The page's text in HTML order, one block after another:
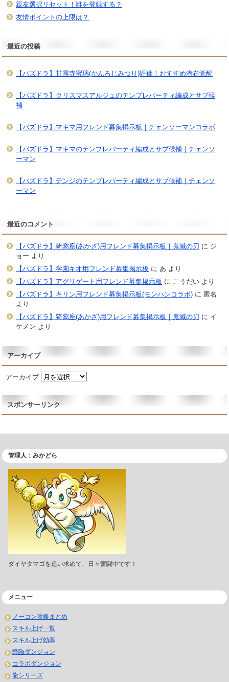
親友選択リセット！誰を登録する？
友情ポイントの上限は？
最近の投稿
【パズドラ】甘露寺蜜璃(かんろじみつり)評価！おすすめ潜在覚醒
【パズドラ】クリスマスアルジェのテンプレパーティ編成とサブ候
補
【パズドラ】マキマ用フレンド募集掲示板｜チェンソーマンコラボ
【パズドラ】マキマのテンプレパーティ編成とサブ候補｜チェンソ
ーマン
【パズドラ】デンジのテンプレパーティ編成とサブ候補｜チェンソ
ーマン
最近のコメント
【パズドラ】猗窩座(あかざ)用フレンド募集掲示板｜鬼滅の刃 に ジ
ョー より
【パズドラ】学園キオ用フレンド募集掲示板 に あ より
【パズドラ】アグリゲート用フレンド募集掲示板 に こうだいより
【パズドラ】キリン用フレンド募集掲示板(モンハンコラボ)に 匿名
より
【パズドラ】猗窩座(あかざ)用フレンド募集掲示板｜鬼滅の刃 に イ
ケメン より
アーカイブ
アーカイブ
スポンサーリンク
管理人：みかどら
ダイヤタマゴを追い求めて、日々奮闘中です！
メニュー
ノーコン攻略まとめ
スキル上げ一覧
スキル上げ効率
降臨ダンジョン
コラボダンジョン
龍シリーズ